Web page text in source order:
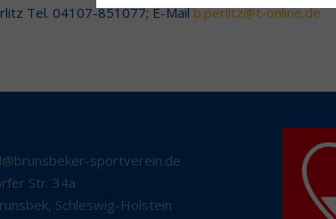
Tel. 04107-851077; E-Mailb.perlitz@t-online.de
sportverein.de
Str. 34a
, Schleswig-Holstein